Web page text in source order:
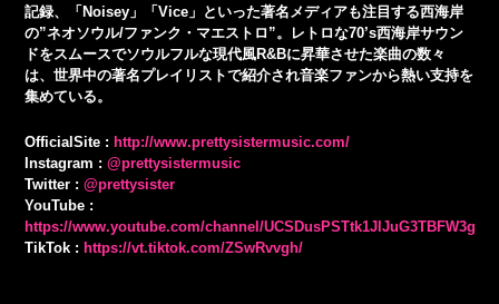
記録、「Noisey」「Vice」といった著名メディアも注目する西海岸
の”ネオソウル/ファンク・マエストロ”。レトロな70’s西海岸サウン
ドをスムースでソウルフルな現代風R&Bに昇華させた楽曲の数々
は、世界中の著名プレイリストで紹介され音楽ファンから熱い支持を
集めている。
OfficialSite : http://www.prettysistermusic.com/
Instagram :@prettysistermusic
Twitter :@prettysister
YouTube :
https://www.youtube.com/channel/UCSDusPSTtk1JlJuG3TBFW3g
TikTok : https://vt.tiktok.com/ZSwRvvgh/